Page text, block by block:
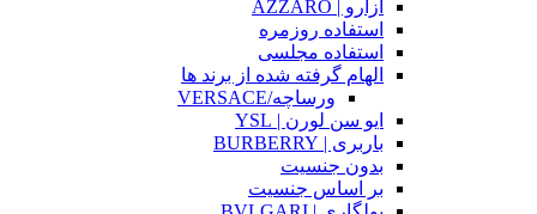
ازارو | AZZARO
استفاده روزمره
استفاده مجلسی
الهام گرفته شده از برند ها
ورساچه/VERSACE
ایو سن لورن | YSL
باربری | BURBERRY
بدون جنسیت
بر اساس جنسیت